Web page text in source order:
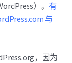
）。 有
与
，因为